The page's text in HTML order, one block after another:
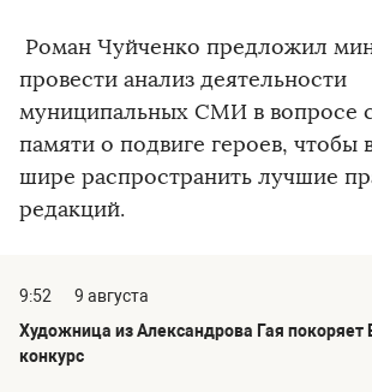
Роман Чуйченко предложил
провести анализ деятельности
муниципальных СМИ в вопросе
памяти о подвиге героев, чтобы
шире распространить лучшие
редакций.
9:52
9 августа
Художница из Александрова Гая покоряет
конкурс